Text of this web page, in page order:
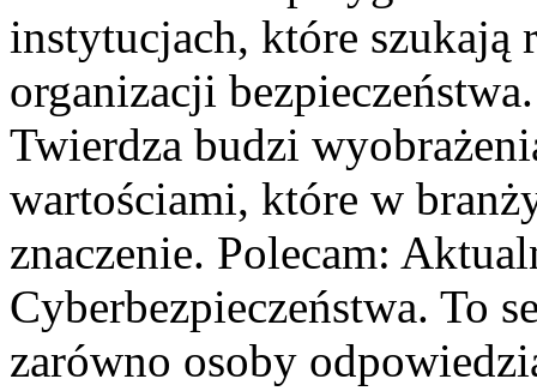
instytucjach, które szukają
organizacji
Twierdza budzi
wartościami, które w
znaczenie. Polecam:
Cyberbezpieczeństwa. To
zarówno osoby